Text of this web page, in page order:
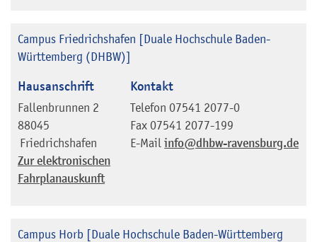
Campus Friedrichshafen [Duale Hochschule Baden-
Württemberg (DHBW)]
Hausanschrift
Fallenbrunnen 2
88045
Friedrichshafen
Zur elektronischen
Fahrplanauskunft
Kontakt
Telefon 07541 2077-0
Fax 07541 2077-199
E-Mail info@dhbw-ravensburg.de
Campus Horb [Duale Hochschule Baden-Württemberg